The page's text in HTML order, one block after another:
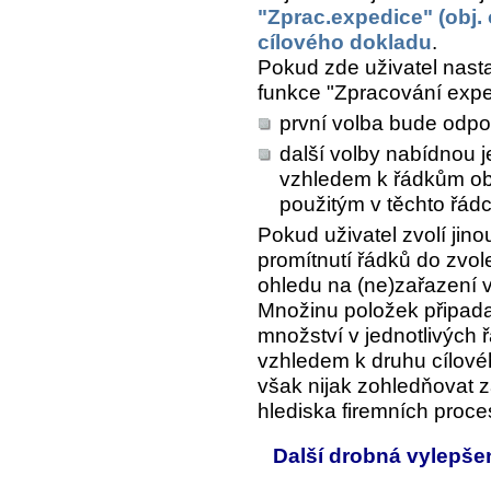
"Zprac.expedice" (obj.
cílového dokladu.
Pokud zde uživatel
funkce "Zpracování
první volba bude
další volby nabídnou
vzhledem k řádkům
použitým v těchto
Pokud uživatel zvolí
promítnutí řádků do
ohledu na (ne)zařazení
Množinu položek
množství v jednotlivých
vzhledem k druhu
však nijak zohledňovat
hlediska firemních
Další drobná